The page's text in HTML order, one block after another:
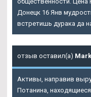
Донецк 16 Янв
встретишь дурака да
отзыв оставил(а) Mark
Активы, направив
Потанина,